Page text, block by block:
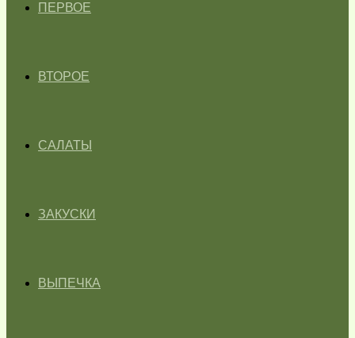
ПЕРВОЕ
ВТОРОЕ
САЛАТЫ
ЗАКУСКИ
ВЫПЕЧКА